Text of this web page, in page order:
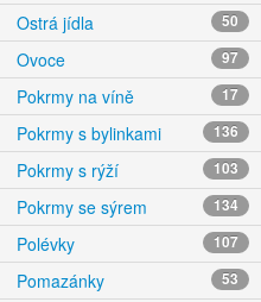
Ostrá jídla 50
Ovoce 97
Pokrmy na víně 17
Pokrmy s bylinkami 136
Pokrmy s rýží 103
Pokrmy se sýrem 134
Polévky 107
Pomazánky 53